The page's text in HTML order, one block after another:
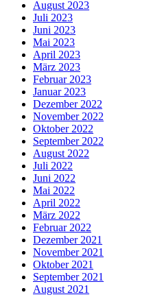
August 2023
Juli 2023
Juni 2023
Mai 2023
April 2023
März 2023
Februar 2023
Januar 2023
Dezember 2022
November 2022
Oktober 2022
September 2022
August 2022
Juli 2022
Juni 2022
Mai 2022
April 2022
März 2022
Februar 2022
Dezember 2021
November 2021
Oktober 2021
September 2021
August 2021